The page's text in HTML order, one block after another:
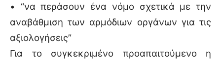
• “να περάσουν ένα νόμο σχετικά με την
αναβάθμιση των αρμόδιων οργάνων για τις
αξιολογήσεις”
Για το συγκεκριμένο προαπαιτούμενο η